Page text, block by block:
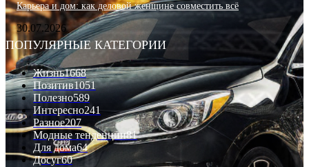
Карьера и дом: как деловой женщине совместить всё
30.07.2026
ПОПУЛЯРНЫЕ КАТЕГОРИИ
Жизнь1668
Позитив1051
Полезно589
Интересно241
Разное207
Модные тенденции81
Для дома64
Досуг60